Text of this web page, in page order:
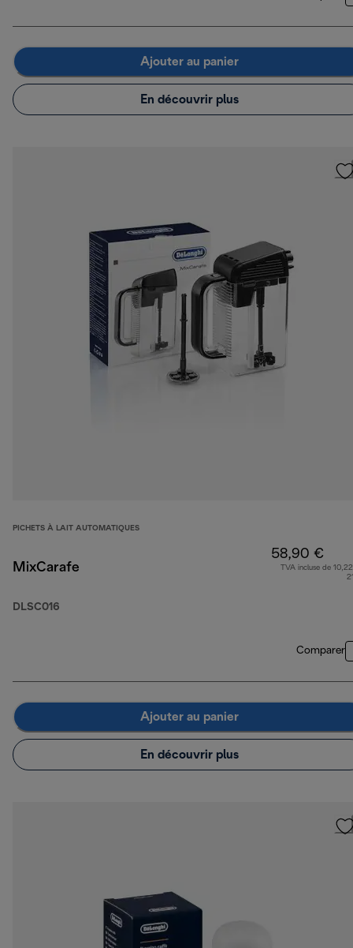
Ajouter au panier
En découvrir plus
PICHETS À LAIT AUTOMATIQUES
MixCarafe
DLSC016
58,90 €
TVA incluse de
Comparer
Ajouter au panier
En découvrir plus